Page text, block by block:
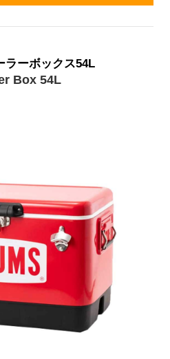
ラーボックス54L
Box 54L